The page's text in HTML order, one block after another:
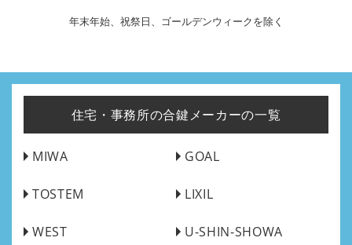
年末年始、祝祭日、ゴールデンウィークを除く
住宅・事務所の合鍵メーカーの一覧
MIWA GOAL
TOSTEM LIXIL
WEST U-SHIN-SHOWA